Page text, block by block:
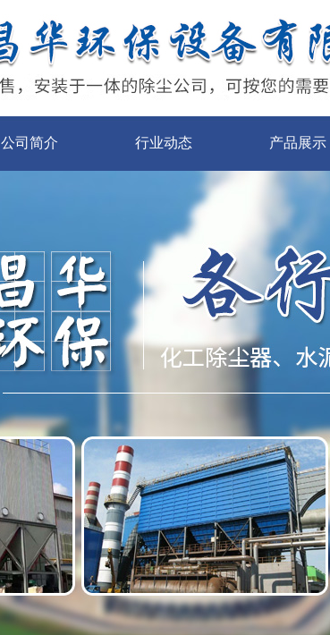
公司简介 行业动态 产品展示